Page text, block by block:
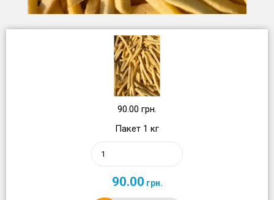
90.00 грн.
Пакет 1 кг
90.00 грн.